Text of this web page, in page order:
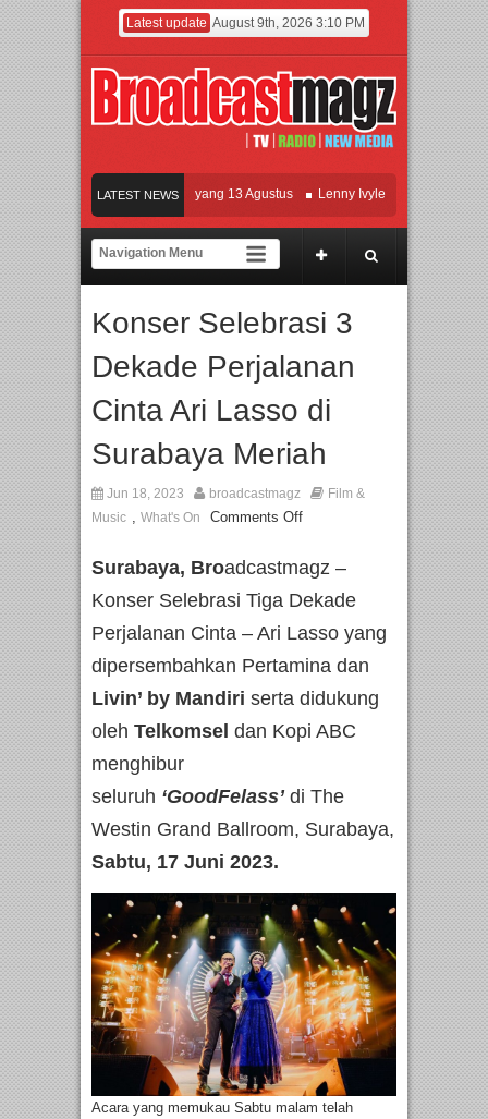
Latest update August 9th, 2026 3:10 PM
LATEST NEWS
Film KETOK MEJIK Siap Tayang 13 Agustus Lenny Ivylen: 26 Tahun Jaga
UI dan Universitas Agung Podomoro Jalin Kerja Sama Pendidikan dan Riset
Konser Selebrasi 3
Dekade Perjalanan
Cinta Ari Lasso di
Surabaya Meriah
Jun 18, 2023 broadcastmagz
Film &
Music , What's On Comments Off
Surabaya, Broadcastmagz –
Konser Selebrasi Tiga Dekade
Perjalanan Cinta – Ari Lasso yang
dipersembahkan Pertamina dan
Livin’ by Mandiri serta didukung
oleh Telkomsel dan Kopi ABC
menghibur
seluruh ‘GoodFelass’ di The
Westin Grand Ballroom, Surabaya,
Sabtu, 17 Juni 2023.
Acara yang memukau Sabtu malam telah